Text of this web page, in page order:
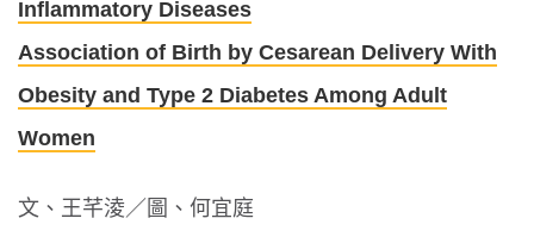
Inflammatory Diseases
Association of Birth by Cesarean Delivery With
Obesity and Type 2 Diabetes Among Adult
Women
文、王芊淩／圖、何宜庭